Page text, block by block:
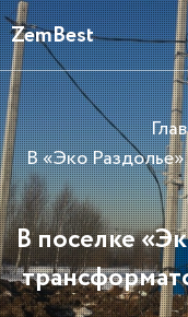
ZemBest
В «Эко
В поселке